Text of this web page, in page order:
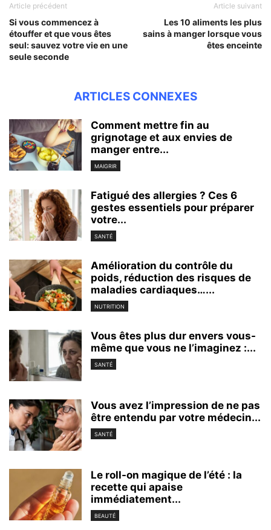
Article précédent
Si vous commencez à
étouffer et que vous êtes
seul: sauvez votre vie en une
seule seconde
Article suivant
Les 10 aliments les plus
sains à manger lorsque vous
êtes enceinte
ARTICLES CONNEXES
Comment mettre fin au
grignotage et aux envies de
manger entre...
MAIGRIR
Fatigué des allergies ? Ces 6
gestes essentiels pour préparer
votre...
SANTÉ
Amélioration du contrôle du
poids, réduction des risques de
maladies cardiaques…...
NUTRITION
Vous êtes plus dur envers vous-
même que vous ne l’imaginez :...
SANTÉ
Vous avez l’impression de ne pas
être entendu par votre médecin...
SANTÉ
Le roll-on magique de l’été : la
recette qui apaise
immédiatement...
BEAUTÉ